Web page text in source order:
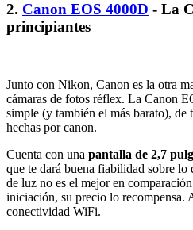
2. Canon EOS 4000D - La
principiantes
Junto con Nikon, Canon es la otra
cámaras de fotos réflex. La Canon
simple (y también el más barato), de
hechas por canon.
Cuenta con una pantalla de 2,7
que te dará buena fiabilidad sobre lo
de luz no es el mejor en
iniciación, su precio lo recompensa.
conectividad WiFi.